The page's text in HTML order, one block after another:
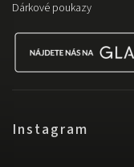
Dárkové poukazy
Instagram